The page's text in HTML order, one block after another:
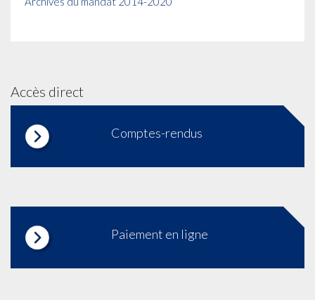
Accès direct
Comptes-rendus
Paiement en ligne